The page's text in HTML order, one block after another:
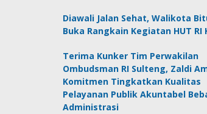
Diawali Jalan Sehat, Walikota
Buka Rangkain Kegiatan HUT RI
Terima Kunker Tim Perwakilan
Ombudsman RI Sulteng, Zaldi
Komitmen Tingkatkan Kualitas
Pelayanan Publik Akuntabel
Administrasi